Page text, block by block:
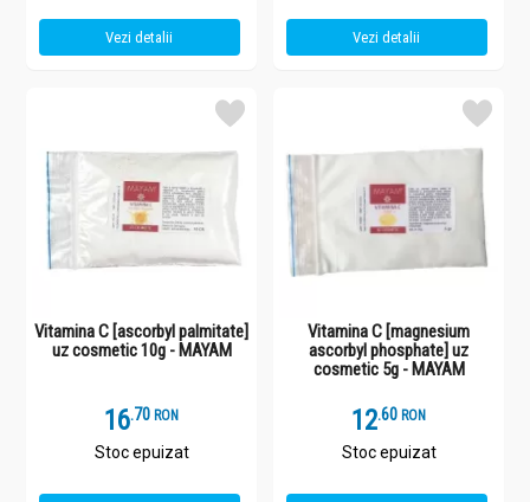
Vezi detalii Vezi detalii
Vitamina C [ascorbyl palmitate]
uz cosmetic 10g - MAYAM
16.7 RON
Stoc epuizat
Vitamina C [magnesium
ascorbyl phosphate] uz
cosmetic 5g - MAYAM
12.6 RON
Stoc epuizat